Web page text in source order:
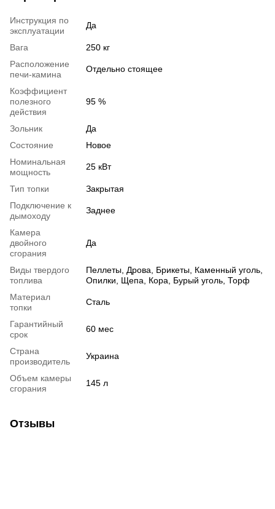
Инструкция по
эксплуатации
Да
Вага
250 кг
Расположение
печи-камина
Отдельно стоящее
Коэффициент
полезного
действия
95 %
Зольник
Да
Состояние
Новое
Номинальная
мощность
25 кВт
Тип топки
Закрытая
Подключение к
дымоходу
Заднее
Камера
двойного
сгорания
Да
Виды твердого
топлива
Пеллеты, Дрова, Брикеты, Каменный уголь,
Опилки, Щепа, Кора, Бурый уголь, Торф
Материал
топки
Сталь
Гарантийный
срок
60 мес
Страна
производитель
Украина
Объем камеры
сгорания
145 л
Отзывы